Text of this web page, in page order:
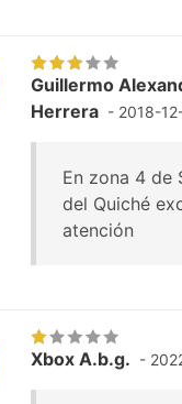
Guillermo
Herrera - 2018-
En zona 4 de
del Quiché
atención
Xbox A.b.g. -